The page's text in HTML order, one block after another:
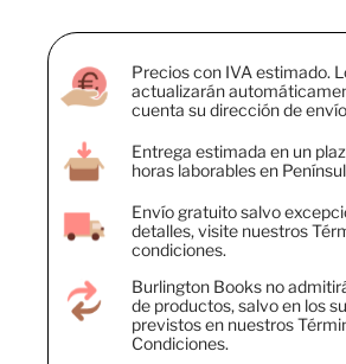
Precios con IVA estimado.
actualizarán
cuenta su dirección de
Entrega estimada en un
horas laborables en
Envío gratuito salvo
detalles, visite nuestros
condiciones.
Burlington Books no
de productos, salvo en los
previstos en nuestros
Condiciones.